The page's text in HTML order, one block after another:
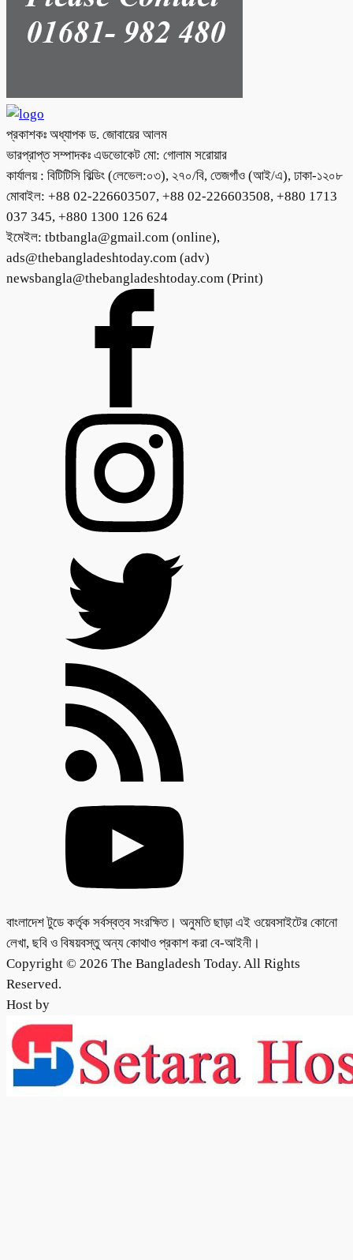
প্রকাশকঃ অধ্যাপক ড. জোবায়ের আলম
ভারপ্রাপ্ত সম্পাদকঃ এডভোকেট মো: গোলাম সরোয়ার
কার্যালয় : বিটিটিসি বিল্ডিং (লেভেল:০৩), ২৭০/বি, তেজগাঁও (আই/এ), ঢাকা-১২০৮
মোবাইল: +88 02-226603507, +88 02-226603508, +880 1713
037 345, +880 1300 126 624
ইমেইল: tbtbangla@gmail.com (online),
ads@thebangladeshtoday.com (adv)
newsbangla@thebangladeshtoday.com (Print)
বাংলাদেশ টুডে কর্তৃক সর্বস্বত্ব সংরক্ষিত। অনুমতি ছাড়া এই ওয়েবসাইটের কোনো
লেখা, ছবি ও বিষয়বস্তু অন্য কোথাও প্রকাশ করা বে-আইনী।
Copyright © 2026 The Bangladesh Today. All Rights
Reserved.
Host by